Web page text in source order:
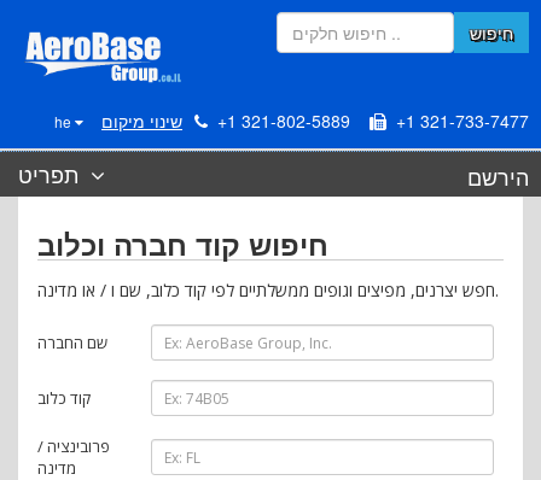
he שינוי מיקום +1 321-802-5889 +1 321-733-7477
חיפוש
הירשם
חיפוש קוד חברה וכלוב
חפש יצרנים, מפיצים וגופים ממשלתיים לפי קוד כלוב, שם ו / או מדינה.
שם החברה
קוד כלוב
פרובינציה /
מדינה